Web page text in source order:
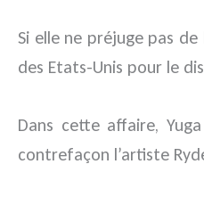
Si elle ne préjuge pas
des Etats-Unis pour le
Dans cette affaire,
contrefaçon l’artiste